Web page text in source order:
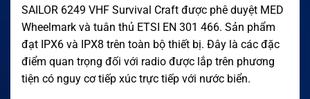
SAILOR 6249 VHF Survival Craft được phê duyệt MED
Wheelmark và tuân thủ ETSI EN 301 466. Sản phẩm
đạt IPX6 và IPX8 trên toàn bộ thiết bị. Đây là các đặc
điểm quan trọng đối với radio được lắp trên phương
tiện có nguy cơ tiếp xúc trực tiếp với nước biển.